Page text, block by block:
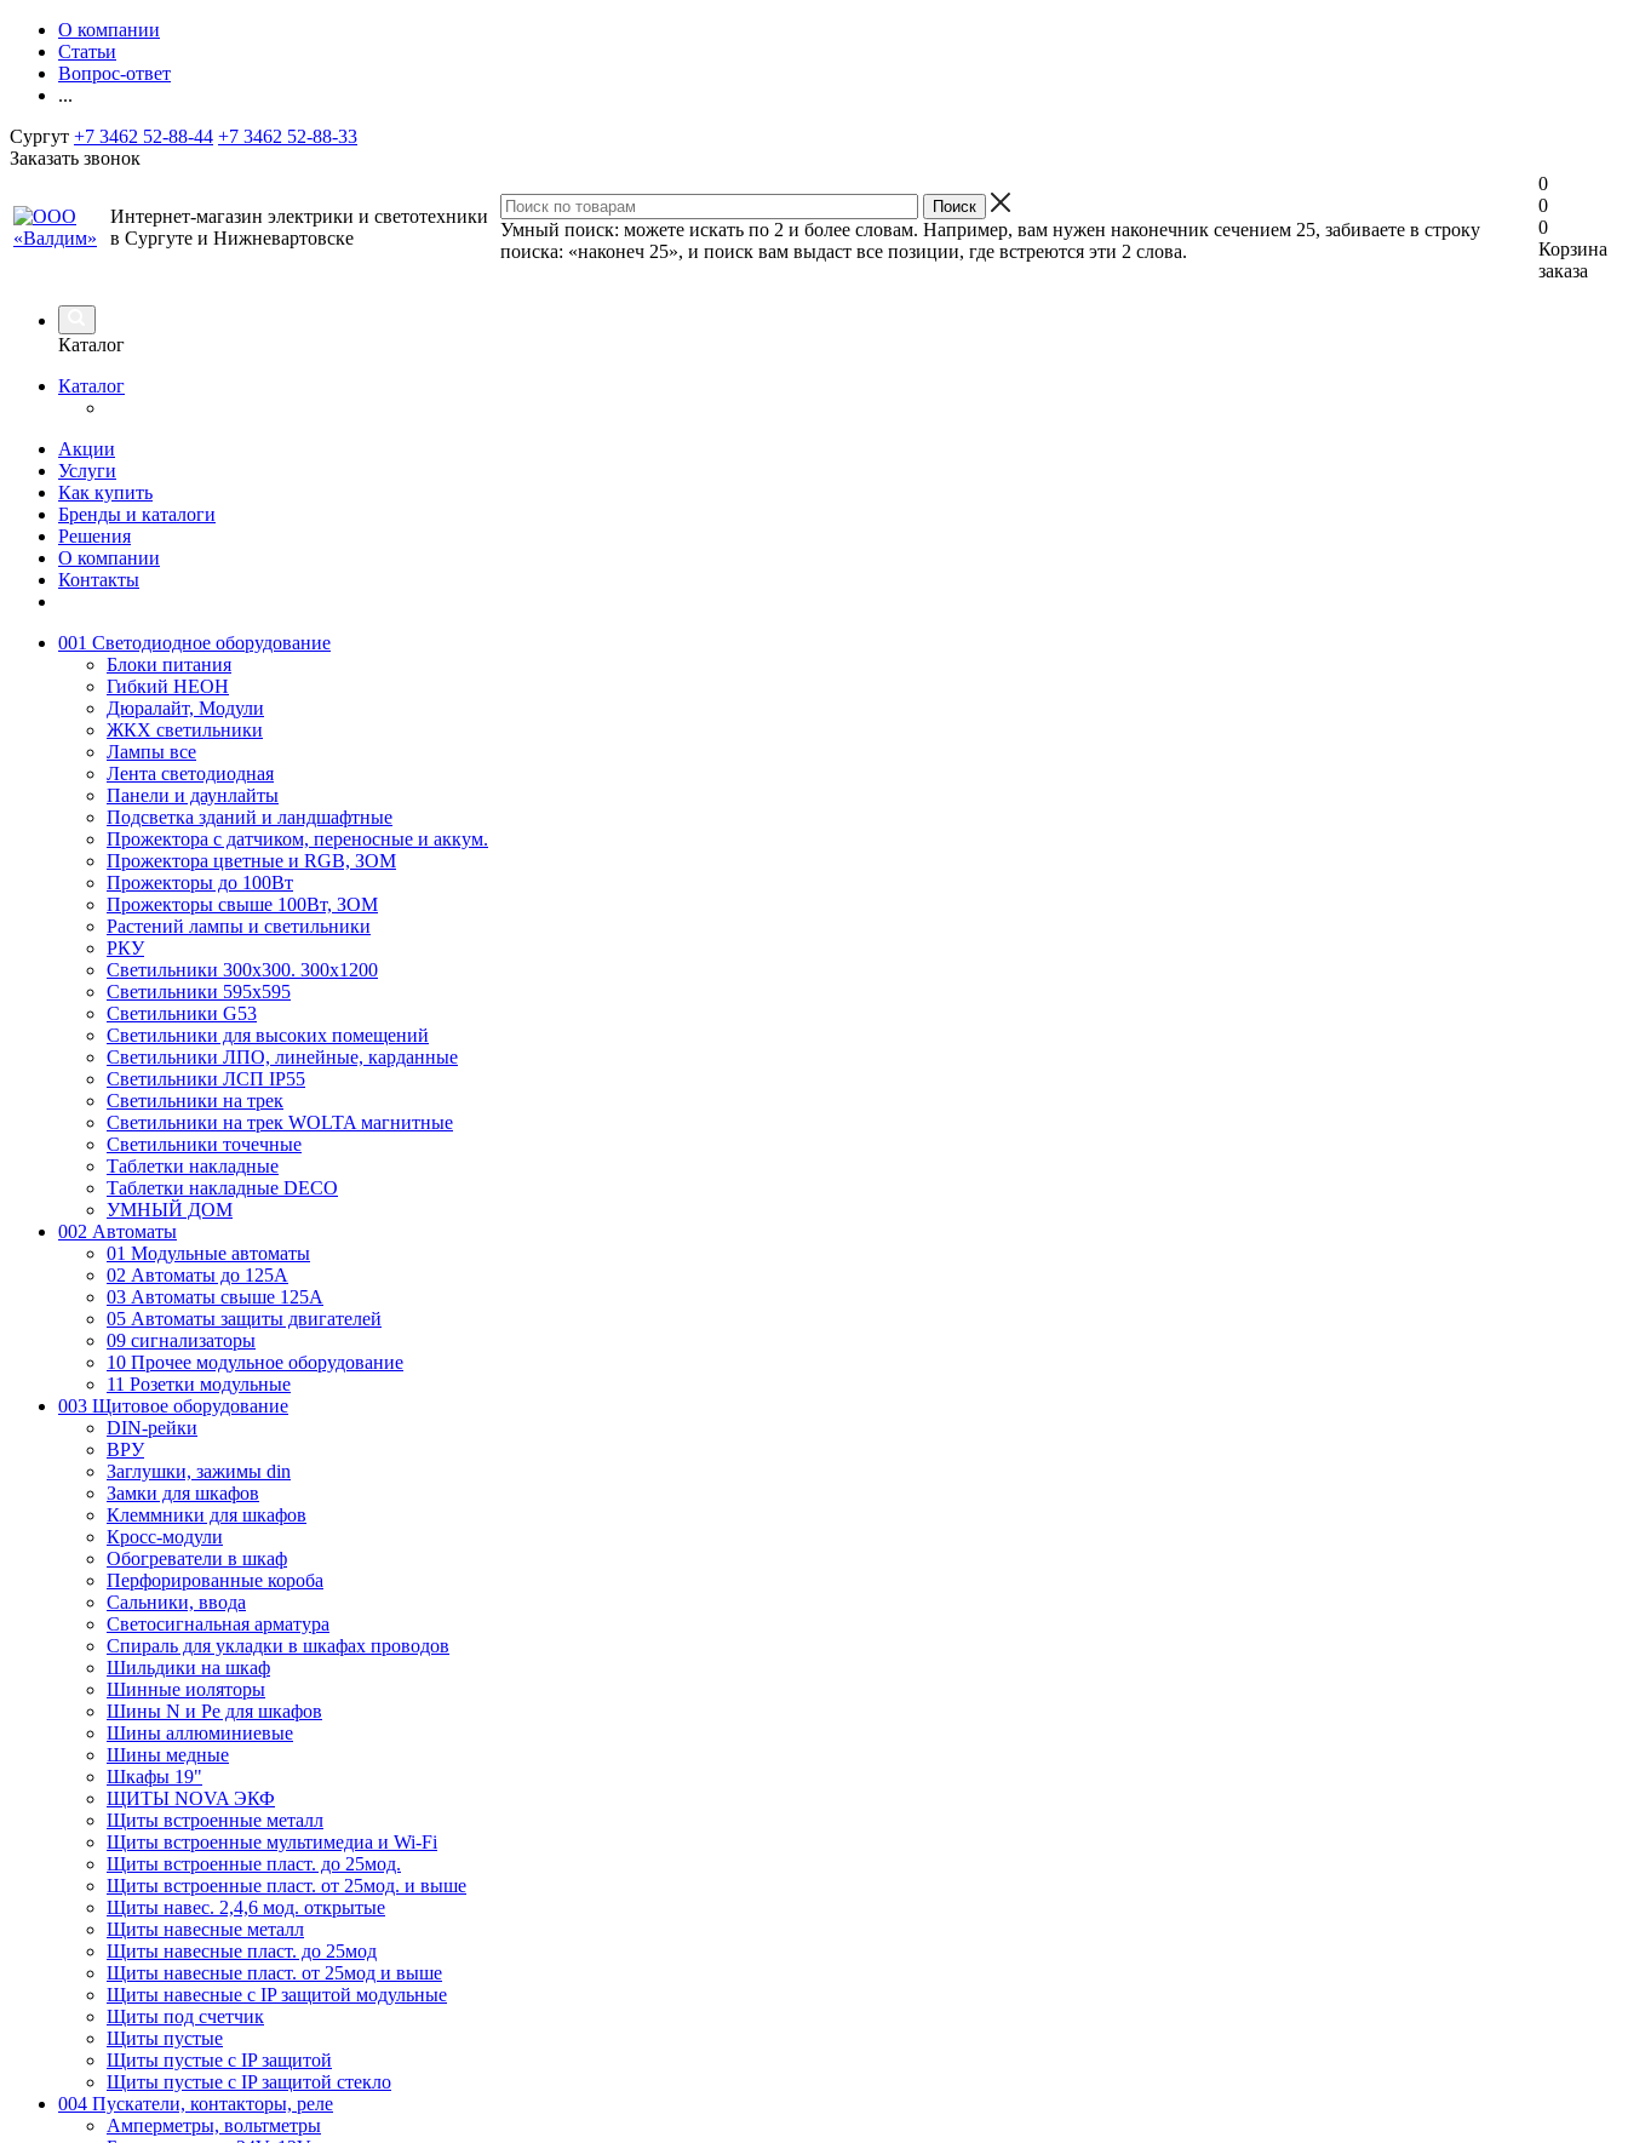
О компании
Статьи
Вопрос-ответ
...
Сургут +7 3462 52-88-44 +7 3462 52-88-33
Заказать звонок
Интернет-магазин электрики и светотехники
в Сургуте и Нижневартовске
Умный поиск: можете искать по 2 и более словам. Например, вам нужен наконечник сечением 25, забиваете в строку
поиска: «наконеч 25», и поиск вам выдаст все позиции, где встреются эти 2 слова.
0
0
0
Корзина
заказа
Каталог
Каталог
Акции
Услуги
Как купить
Бренды и каталоги
Решения
О компании
Контакты
001 Светодиодное оборудование
Блоки питания
Гибкий НЕОН
Дюралайт, Модули
ЖКХ светильники
Лампы все
Лента светодиодная
Панели и даунлайты
Подсветка зданий и ландшафтные
Прожектора с датчиком, переносные и аккум.
Прожектора цветные и RGB, ЗОМ
Прожекторы до 100Вт
Прожекторы свыше 100Вт, ЗОМ
Растений лампы и светильники
РКУ
Светильники 300х300. 300х1200
Светильники 595х595
Светильники G53
Светильники для высоких помещений
Светильники ЛПО, линейные, карданные
Светильники ЛСП IP55
Светильники на трек
Светильники на трек WOLTA магнитные
Светильники точечные
Таблетки накладные
Таблетки накладные DECO
УМНЫЙ ДОМ
002 Автоматы
01 Модульные автоматы
02 Автоматы до 125А
03 Автоматы свыше 125А
05 Автоматы защиты двигателей
09 сигнализаторы
10 Прочее модульное оборудование
11 Розетки модульные
003 Щитовое оборудование
DIN-рейки
ВРУ
Заглушки, зажимы din
Замки для шкафов
Клеммники для шкафов
Кросс-модули
Обогреватели в шкаф
Перфорированные короба
Сальники, ввода
Светосигнальная арматура
Спираль для укладки в шкафах проводов
Шильдики на шкаф
Шинные иоляторы
Шины N и Pe для шкафов
Шины аллюминиевые
Шины медные
Шкафы 19"
ЩИТЫ NOVA ЭКФ
Щиты встроенные металл
Щиты встроенные мультимедиа и Wi-Fi
Щиты встроенные пласт. до 25мод.
Щиты встроенные пласт. от 25мод. и выше
Щиты навес. 2,4,6 мод. открытые
Щиты навесные металл
Щиты навесные пласт. до 25мод
Щиты навесные пласт. от 25мод и выше
Щиты навесные с IP защитой модульные
Щиты под счетчик
Щиты пустые
Щиты пустые с IP защитой
Щиты пустые с IP защитой стекло
004 Пускатели, контакторы, реле
Амперметры, вольтметры